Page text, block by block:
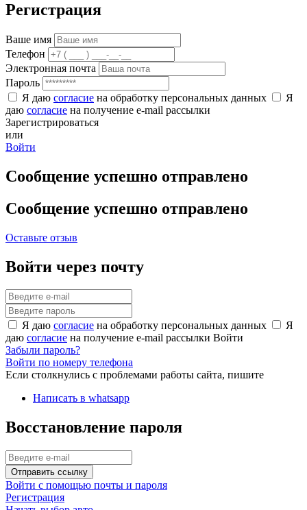
Регистрация
Ваше имя
Телефон
Электронная почта
Пароль
Я даю согласие на обработку персональных данных
Я
даю согласие на получение e-mail рассылки
Зарегистрироваться
или
Войти
Сообщение успешно отправлено
Сообщение успешно отправлено
Оставьте отзыв
Войти через почту
Я даю согласие на обработку персональных данных
Я
даю согласие на получение e-mail рассылки Войти
Забыли пароль?
Войти по номеру телефона
Если столкнулись с проблемами работы сайта, пишите
Написать в whatsapp
Восстановление пароля
Отправить ссылку
Войти с помощью почты и пароля
Регистрация